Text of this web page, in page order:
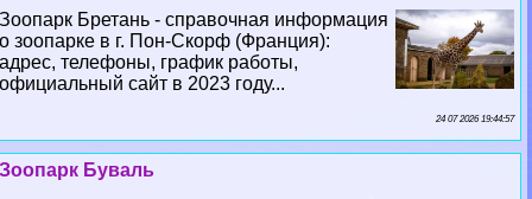
Зоопарк Бретань - справочная информация
о зоопарке в г. Пон-Скорф (Франция):
адрес, телефоны, график работы,
официальный сайт в 2023 году...
24 07 2026 19:44:57
Зоопарк Буваль